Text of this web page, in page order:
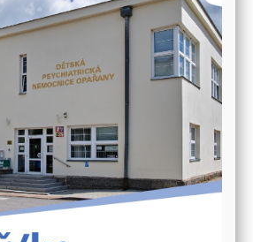
provozní úsek, personální úsek, IKT
opatření
systém
dary
inzerce
majetku